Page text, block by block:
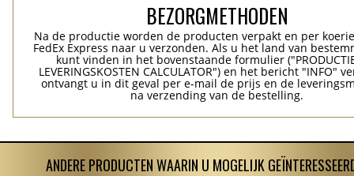
BEZORGMETHODEN
Na de productie worden de producten verpakt en per
FedEx Express naar u verzonden. Als u het land van
kunt vinden in het bovenstaande formulier
LEVERINGSKOSTEN CALCULATOR") en het bericht "INFO"
ontvangt u in dit geval per e-mail de prijs en de
na verzending van de bestelling.
ANDERE PRODUCTEN WAARIN U MOGELIJK